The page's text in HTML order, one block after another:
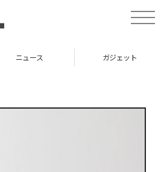
toggle
ニュース ガジェット